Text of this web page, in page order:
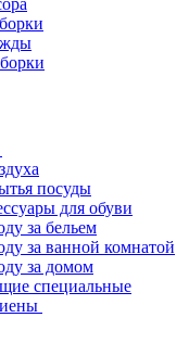
посуды
для обуви
за бельем
за ванной комнатой
за домом
специальные